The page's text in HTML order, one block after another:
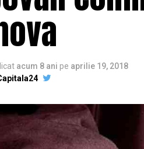
acum 8 ani pe aprilie 19, 2018